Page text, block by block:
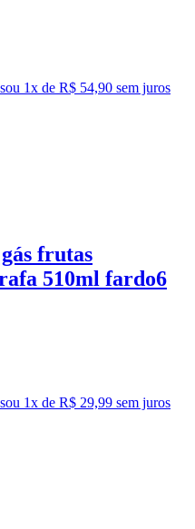
ou 1x de R$ 54,90 sem juros
frutas
510ml fardo6
ou 1x de R$ 29,99 sem juros